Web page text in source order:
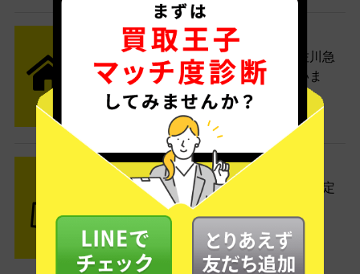
STEP2 発送
送料無料でご自宅から発送！佐川急
便がご自宅まで引き取りに伺いま
す。
STEP3 ご入金
査定結果はメールでお知らせ。査定
結果がOKなら金額をお支払い！